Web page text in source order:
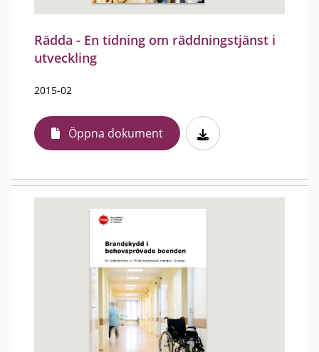
Rädda - En tidning om räddningstjänst i
utveckling
2015-02
Öppna dokument